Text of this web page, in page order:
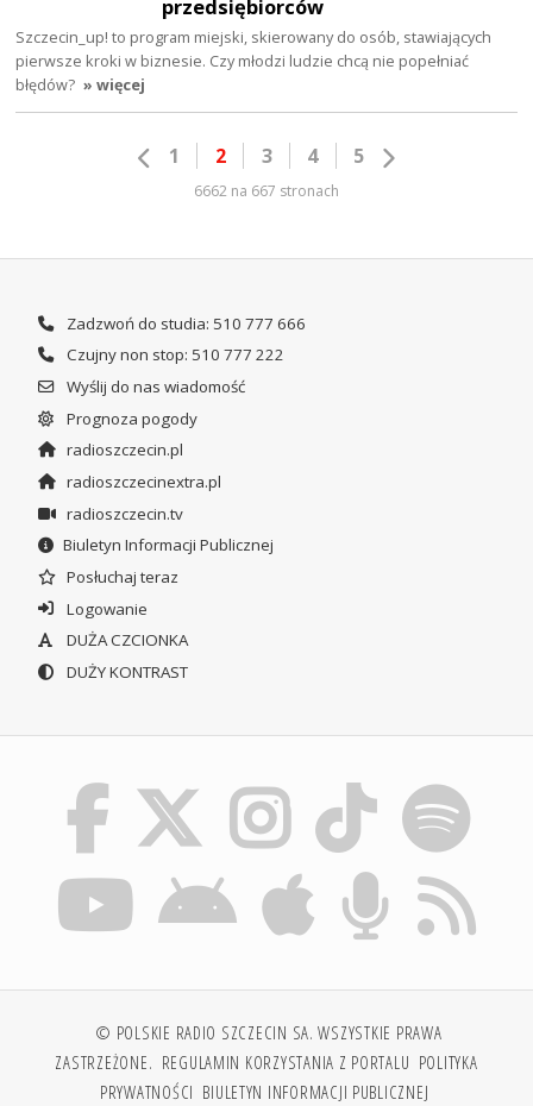
przedsiębiorców
Szczecin_up! to program miejski, skierowany do osób, stawiających
pierwsze kroki w biznesie. Czy młodzi ludzie chcą nie popełniać
błędów? » więcej
1 2 3 4 5
6662 na 667 stronach
Zadzwoń do studia: 510 777 666
Czujny non stop: 510 777 222
Wyślij do nas wiadomość
Prognoza pogody
radioszczecin.pl
radioszczecinextra.pl
radioszczecin.tv
Biuletyn Informacji Publicznej
Posłuchaj teraz
Logowanie
DUŻA CZCIONKA
DUŻY KONTRAST
© POLSKIE RADIO SZCZECIN SA. WSZYSTKIE PRAWA
ZASTRZEŻONE. REGULAMIN KORZYSTANIA Z PORTALU POLITYKA
PRYWATNOŚCI BIULETYN INFORMACJI PUBLICZNEJ